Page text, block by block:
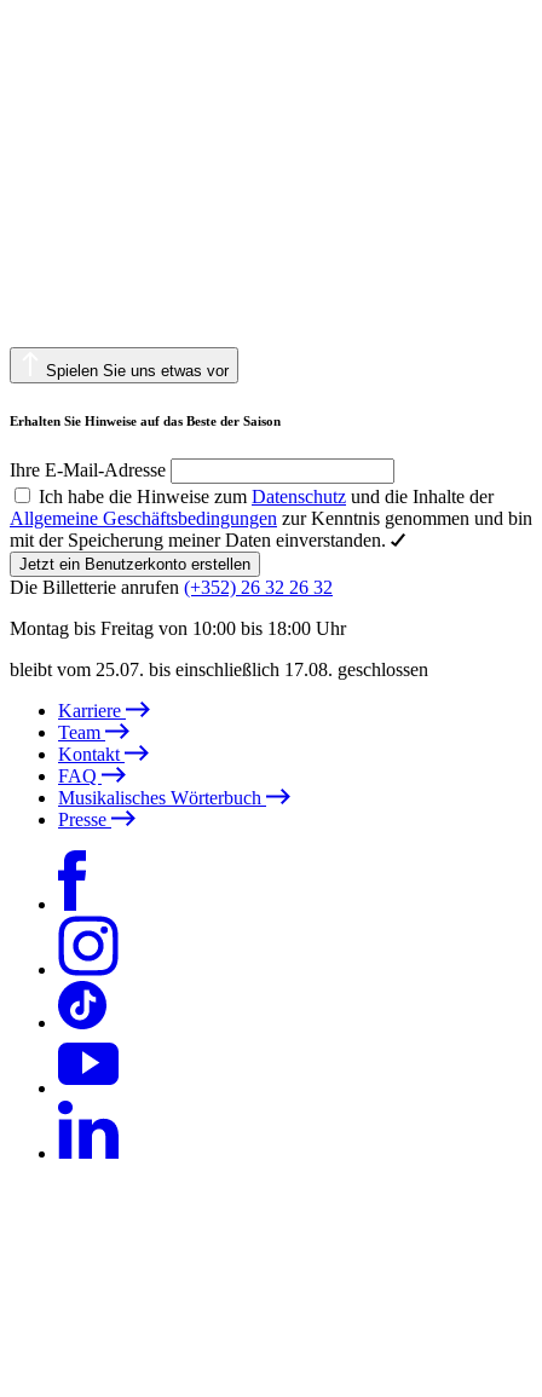
Spielen Sie uns etwas vor
Erhalten Sie Hinweise auf das Beste der Saison
Ihre E-Mail-Adresse
Ich habe die Hinweise zum Datenschutz und die Inhalte der
Allgemeine Geschäftsbedingungen zur Kenntnis genommen und bin
mit der Speicherung meiner Daten einverstanden.
Jetzt ein Benutzerkonto erstellen
Die Billetterie anrufen (+352) 26 32 26 32
Montag bis Freitag von 10:00 bis 18:00 Uhr
bleibt vom 25.07. bis einschließlich 17.08. geschlossen
Karriere
Team
Kontakt
FAQ
Musikalisches Wörterbuch
Presse